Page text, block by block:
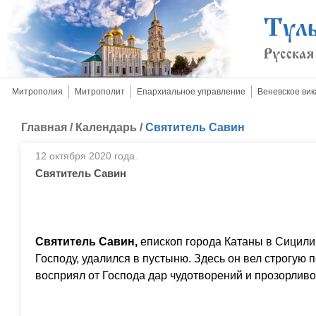
Митрополия Митрополит Епархиальное управление Веневское
Главная / Календарь /Святитель Савин
12 октября 2020 года.
Святитель Савин
Святитель Савин, епископ города Катаны в
Господу, удалился в пустыню. Здесь он вел строгую
восприял от Господа дар чудотворений и